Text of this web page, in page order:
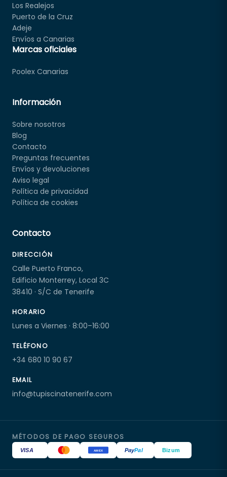
Los Realejos
Puerto de la Cruz
Adeje
Envíos a Canarias
Marcas oficiales
Poolex Canarias
Información
Sobre nosotros
Blog
Contacto
Preguntas frecuentes
Envíos y devoluciones
Aviso legal
Política de privacidad
Política de cookies
Contacto
DIRECCIÓN
Calle Puerto Franco,
Edificio Monterrey, Local 3C
38410 · S/C de Tenerife
HORARIO
Lunes a Viernes · 8:00–16:00
TELÉFONO
+34 680 10 90 67
EMAIL
info@tupiscinatenerife.com
MÉTODOS DE PAGO SEGUROS
VISA AMEX PayPal Bizum